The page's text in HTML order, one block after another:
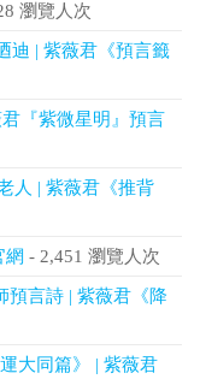
瀏覽人次
迪 | 紫薇君《預言籤
『紫微星明』預言
人 | 紫薇君《推背
網 - 2,451 瀏覽人次
預言詩 | 紫薇君《降
大同篇》 | 紫薇君